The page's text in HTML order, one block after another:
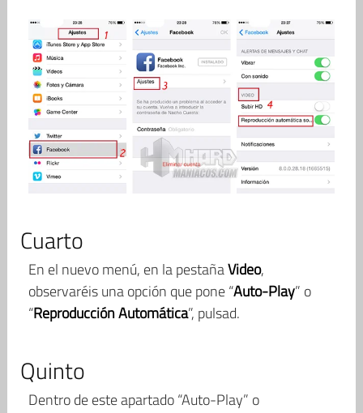
Cuarto
En el nuevo menú, en la pestañaVideo,
observaréis una opción que pone “Auto-Play” o
“Reproducción Automática”, pulsad.
Quinto
Dentro de este apartado “Auto-Play” o